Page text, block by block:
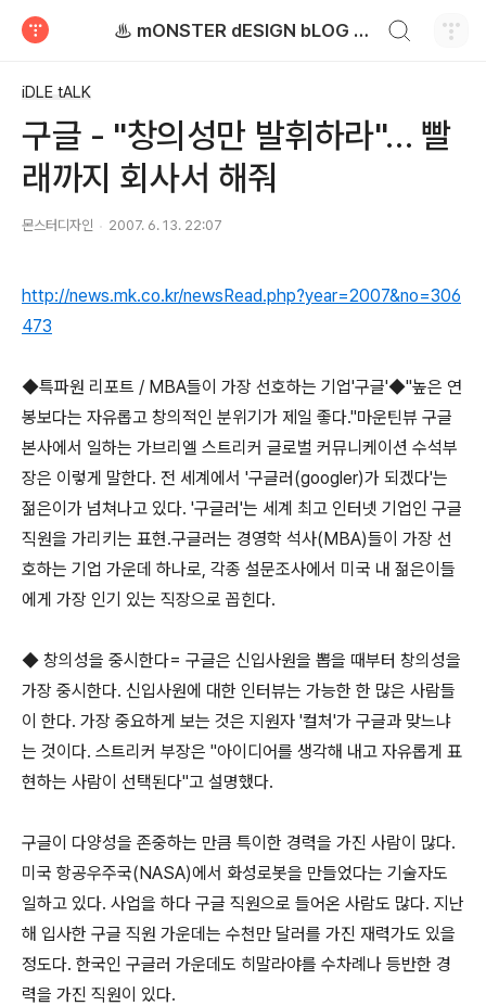
♨ mONSTER dESIGN bLOG - 몬스터디자인 블로그
iDLE tALK
구글 - "창의성만 발휘하라"… 빨
래까지 회사서 해줘
몬스터디자인 2007. 6. 13. 22:07
http://news.mk.co.kr/newsRead.php?year=2007&no=306
473
◆특파원 리포트 / MBA들이 가장 선호하는 기업'구글'◆"높은 연
봉보다는 자유롭고 창의적인 분위기가 제일 좋다."마운틴뷰 구글
본사에서 일하는 가브리엘 스트리커 글로벌 커뮤니케이션 수석부
장은 이렇게 말한다. 전 세계에서 '구글러(googler)가 되겠다'는
젊은이가 넘쳐나고 있다. '구글러'는 세계 최고 인터넷 기업인 구글
직원을 가리키는 표현.구글러는 경영학 석사(MBA)들이 가장 선
호하는 기업 가운데 하나로, 각종 설문조사에서 미국 내 젊은이들
에게 가장 인기 있는 직장으로 꼽힌다.
◆ 창의성을 중시한다= 구글은 신입사원을 뽑을 때부터 창의성을
가장 중시한다. 신입사원에 대한 인터뷰는 가능한 한 많은 사람들
이 한다. 가장 중요하게 보는 것은 지원자 '컬처'가 구글과 맞느냐
는 것이다. 스트리커 부장은 "아이디어를 생각해 내고 자유롭게 표
현하는 사람이 선택된다"고 설명했다.
구글이 다양성을 존중하는 만큼 특이한 경력을 가진 사람이 많다.
미국 항공우주국(NASA)에서 화성로봇을 만들었다는 기술자도
일하고 있다. 사업을 하다 구글 직원으로 들어온 사람도 많다. 지난
해 입사한 구글 직원 가운데는 수천만 달러를 가진 재력가도 있을
정도다. 한국인 구글러 가운데도 히말라야를 수차례나 등반한 경
력을 가진 직원이 있다.